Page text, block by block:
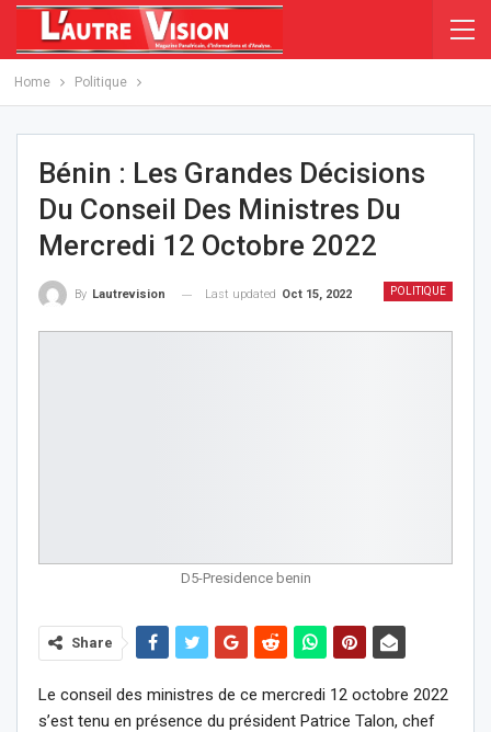
Home Politique
Bénin : Les Grandes Décisions
Du Conseil Des Ministres Du
Mercredi 12 Octobre 2022
POLITIQUE
By Lautrevision Last updated Oct 15, 2022
D5-Presidence benin
Share
Le conseil des ministres de ce mercredi 12 octobre 2022
s’est tenu en présence du président Patrice Talon, chef